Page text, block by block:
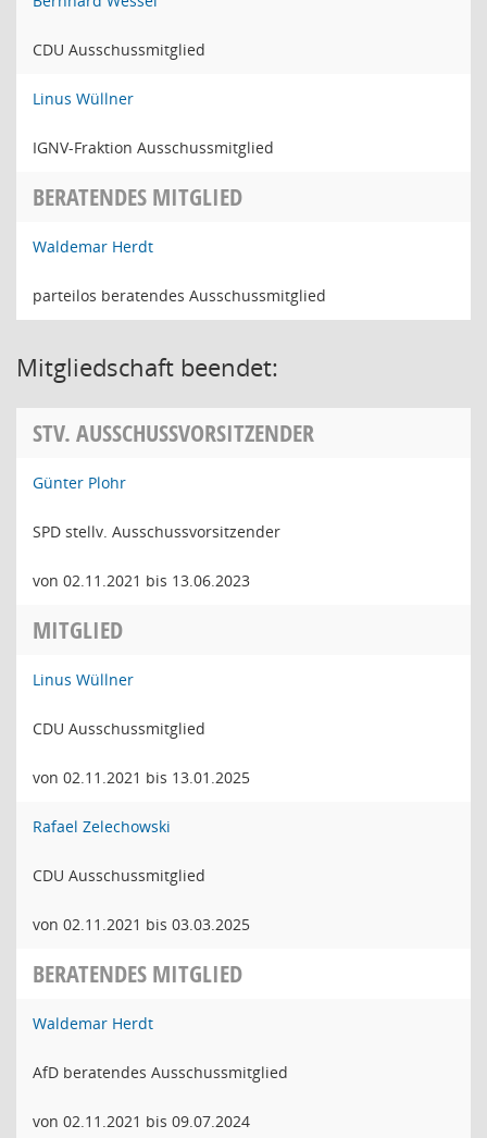
CDU Ausschussmitglied
Linus Wüllner
IGNV-Fraktion Ausschussmitglied
BERATENDES MITGLIED
Waldemar Herdt
parteilos beratendes Ausschussmitglied
Mitgliedschaft beendet:
STV. AUSSCHUSSVORSITZENDER
Günter Plohr
SPD stellv. Ausschussvorsitzender
von 02.11.2021 bis 13.06.2023
MITGLIED
Linus Wüllner
CDU Ausschussmitglied
von 02.11.2021 bis 13.01.2025
Rafael Zelechowski
CDU Ausschussmitglied
von 02.11.2021 bis 03.03.2025
BERATENDES MITGLIED
Waldemar Herdt
AfD beratendes Ausschussmitglied
von 02.11.2021 bis 09.07.2024